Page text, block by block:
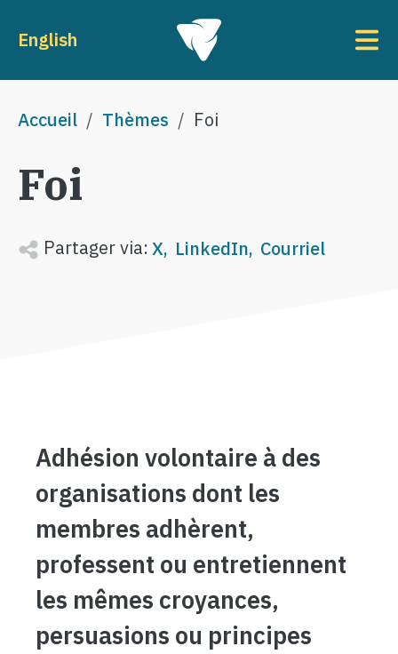
English
Fil d'Ariane
Accueil Thèmes Foi
Foi
Partager via:X LinkedIn Courriel
Adhésion volontaire à des
organisations dont les
membres adhèrent,
professent ou entretiennent
les mêmes croyances,
persuasions ou principes